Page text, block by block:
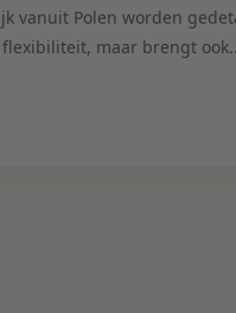
vanuit Polen worden
maar brengt